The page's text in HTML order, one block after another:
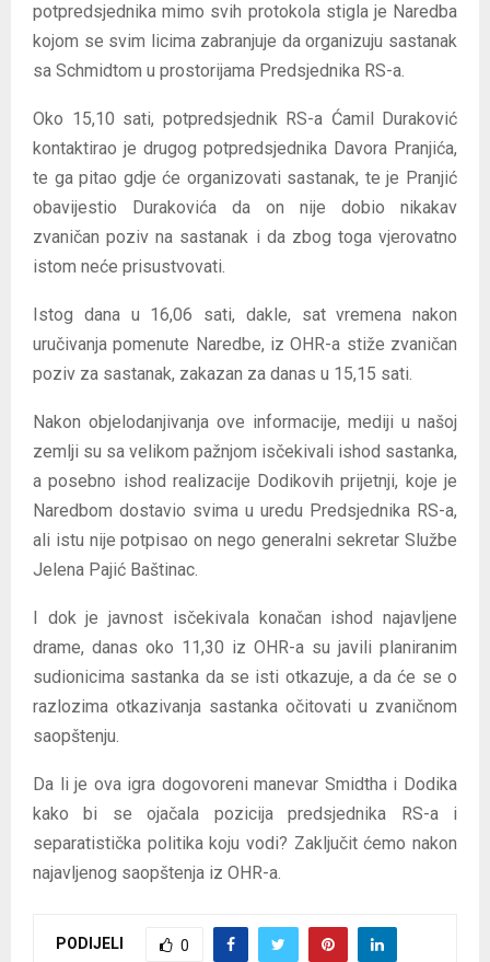
potpredsjednika mimo svih protokola stigla je Naredba
kojom se svim licima zabranjuje da organizuju sastanak
sa Schmidtom u prostorijama Predsjednika RS-a.
Oko 15,10 sati, potpredsjednik RS-a Ćamil Duraković
kontaktirao je drugog potpredsjednika Davora Pranjića,
te ga pitao gdje će organizovati sastanak, te je Pranjić
obavijestio Durakovića da on nije dobio nikakav
zvaničan poziv na sastanak i da zbog toga vjerovatno
istom neće prisustvovati.
Istog dana u 16,06 sati, dakle, sat vremena nakon
uručivanja pomenute Naredbe, iz OHR-a stiže zvaničan
poziv za sastanak, zakazan za danas u 15,15 sati.
Nakon objelodanjivanja ove informacije, mediji u našoj
zemlji su sa velikom pažnjom isčekivali ishod sastanka,
a posebno ishod realizacije Dodikovih prijetnji, koje je
Naredbom dostavio svima u uredu Predsjednika RS-a,
ali istu nije potpisao on nego generalni sekretar Službe
Jelena Pajić Baštinac.
I dok je javnost isčekivala konačan ishod najavljene
drame, danas oko 11,30 iz OHR-a su javili planiranim
sudionicima sastanka da se isti otkazuje, a da će se o
razlozima otkazivanja sastanka očitovati u zvaničnom
saopštenju.
Da li je ova igra dogovoreni manevar Smidtha i Dodika
kako bi se ojačala pozicija predsjednika RS-a i
separatistička politika koju vodi? Zaključit ćemo nakon
najavljenog saopštenja iz OHR-a.
PODIJELI 0